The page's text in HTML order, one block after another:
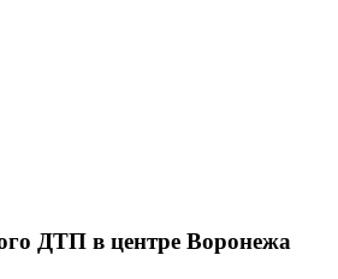
ДТП в центре Воронежа